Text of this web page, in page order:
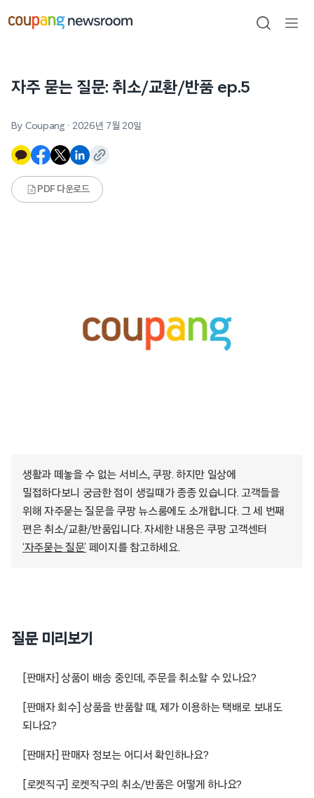
건너뛰기
검색
자주 묻는 질문: 취소/교환/반품 ep.5
By Coupang · 2026년 7월 20일
PDF 다운로드
생활과 떼놓을 수 없는 서비스, 쿠팡. 하지만 일상에
밀접하다보니 궁금한 점이 생길때가 종종 있습니다. 고객들을
위해 자주묻는 질문을 쿠팡 뉴스룸에도 소개합니다. 그 세 번째
편은 취소/교환/반품입니다. 자세한 내용은 쿠팡 고객센터
‘자주묻는 질문’ 페이지를 참고하세요.
질문 미리보기
[판매자] 상품이 배송 중인데, 주문을 취소할 수 있나요?
[판매자 회수] 상품을 반품할 때, 제가 이용하는 택배로 보내도
되나요?
[판매자] 판매자 정보는 어디서 확인하나요?
[로켓직구] 로켓직구의 취소/반품은 어떻게 하나요?